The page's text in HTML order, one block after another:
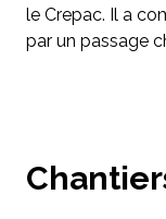
le Crepac. Il a
par un passage